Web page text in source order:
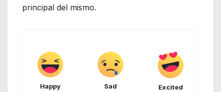
principal del mismo.
Happy Sad Excited